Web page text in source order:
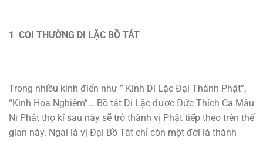
1 COI THƯỜNG DI LẶC BỒ TÁT
Trong nhiều kinh điển như ” Kinh Di Lặc Đại Thành Phật”,
“Kinh Hoa Nghiêm”… Bồ tát Di Lặc được Đức Thích Ca Mâu
Ni Phật thọ kí sau này sẽ trỏ thành vị Phật tiếp theo trên thế
gian này. Ngài là vị Đại Bồ Tát chỉ còn một đời là thành